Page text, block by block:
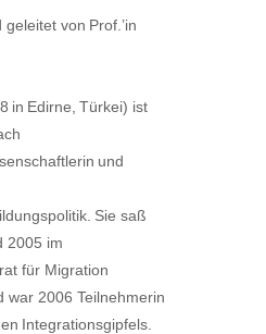
geleitet von Prof.’in
in Edirne, Türkei) ist
und
Sie saß
2005 im
für Migration
war 2006 Teilnehmerin
Integrationsgipfels.